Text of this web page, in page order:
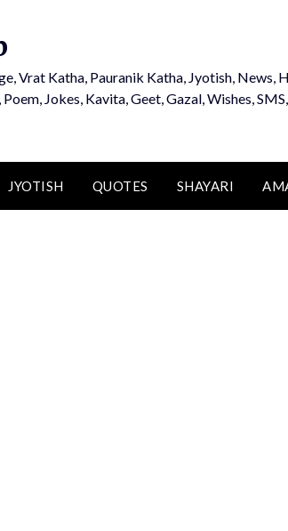
Vrat Katha, Pauranik Katha, Jyotish, News,
Jokes, Kavita, Geet, Gazal, Wishes, SMS,
JYOTISH QUOTES SHAYARI